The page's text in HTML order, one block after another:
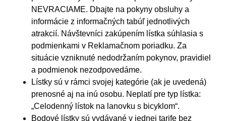
NEVRACIAME. Dbajte na pokyny obsluhy a
informácie z informačných tabúľ jednotlivých
atrakcií. Návštevníci zakúpením lístka súhlasia s
podmienkami v Reklamačnom poriadku. Za
situácie vzniknuté nedodržaním pokynov, pravidiel
a podmienok nezodpovedáme.
Lístky sú v rámci svojej kategórie (ak je uvedená)
prenosné aj na inú osobu. Neplatí pre typ lístka:
„Celodenný lístok na lanovku s bicyklom“.
Bodové lístky sú vydávané v jednej tarife bez